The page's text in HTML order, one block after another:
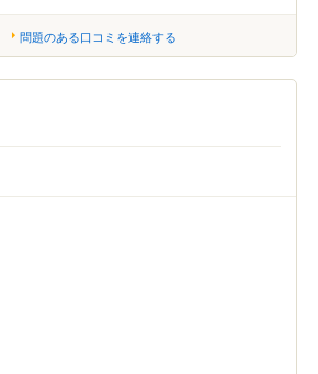
問題のある口コミを連絡する